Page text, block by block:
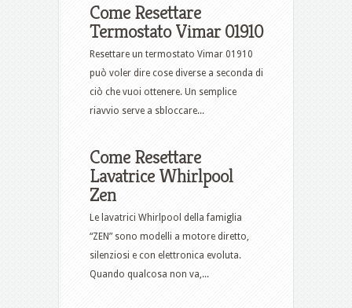
Come Resettare
Termostato Vimar 01910​
Resettare un termostato Vimar 01910
può voler dire cose diverse a seconda di
ciò che vuoi ottenere. Un semplice
riavvio serve a sbloccare...
Come Resettare
Lavatrice Whirlpool
Zen​
Le lavatrici Whirlpool della famiglia
“ZEN” sono modelli a motore diretto,
silenziosi e con elettronica evoluta.
Quando qualcosa non va,...